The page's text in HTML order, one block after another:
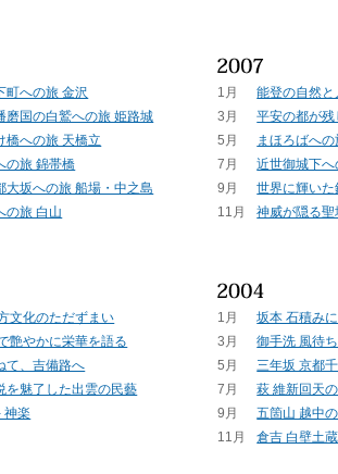
町への旅 金沢
磨国の白鷲への旅 姫路城
橋への旅 天橋立
の旅 錦帯橋
大坂への旅 船場・中之島
の旅 白山
1月
能登の自然
3月
平安の都が
5月
まほろばへ
7月
近世御城下
9月
世界に輝い
11月
神威が隠る
文化のただずまい
艶やかに栄華を語る
て、吉備路へ
を魅了した出雲の民藝
神楽
1月
坂本 石積み
3月
御手洗 風待
5月
三年坂 京都
7月
萩 維新回天
9月
五箇山 越中
11月
倉吉 白壁土